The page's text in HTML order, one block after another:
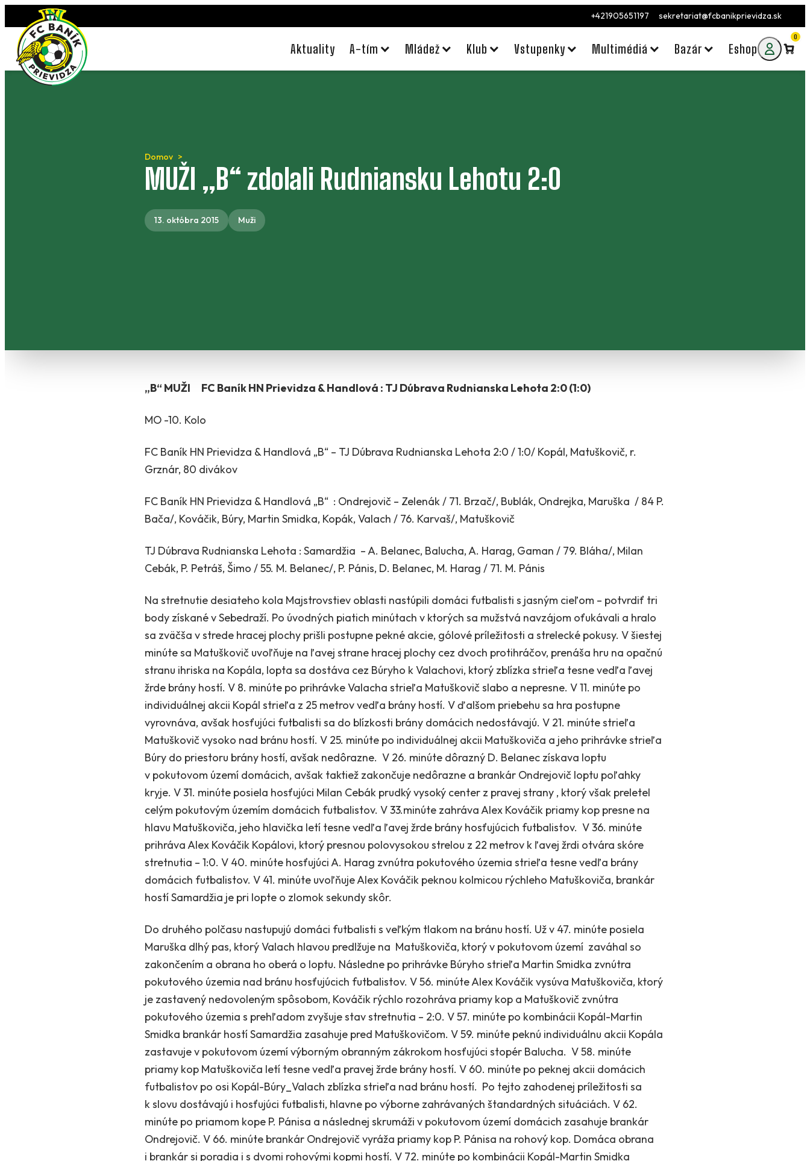
Preskočiť
na
obsah
+421905651197 sekretariat@fcbanikprievidza.sk
Aktuality A-tím Mládež Klub Vstupenky Multimédiá Bazár Eshop
0
Domov
MUŽI „B“ zdolali Rudniansku Lehotu 2:0
13. októbra 2015 Muži
„B“ MUŽI FC Baník HN Prievidza & Handlová : TJ Dúbrava Rudnianska Lehota 2:0(1:0)
MO -10. Kolo
FC Baník HN Prievidza & Handlová „B“ – TJ Dúbrava Rudnianska Lehota 2:0 / 1:0/ Kopál, Matuškovič, r.
Grznár, 80 divákov
FC Baník HN Prievidza & Handlová „B“ : Ondrejovič – Zelenák / 71. Brzač/, Bublák, Ondrejka, Maruška / 84 P.
Bača/, Kováčik, Búry, Martin Smidka, Kopák, Valach / 76. Karvaš/, Matuškovič
TJ Dúbrava Rudnianska Lehota : Samardžia – A. Belanec, Balucha, A. Harag, Gaman / 79. Bláha/, Milan
Cebák, P. Petráš, Šimo / 55. M. Belanec/, P. Pánis, D. Belanec, M. Harag / 71. M. Pánis
Na stretnutie desiateho kola Majstrovstiev oblasti nastúpili domáci futbalisti s jasným cieľom – potvrdiť tri
body získané v Sebedraží. Po úvodných piatich minútach v ktorých sa mužstvá navzájom oťukávali a hralo
sa zväčša v strede hracej plochy prišli postupne pekné akcie, gólové príležitosti a strelecké pokusy. V šiestej
minúte sa Matuškovič uvoľňuje na ľavej strane hracej plochy cez dvoch protihráčov, prenáša hru na opačnú
stranu ihriska na Kopála, lopta sa dostáva cez Búryho k Valachovi, ktorý zblízka strieľa tesne vedľa ľavej
žrde brány hostí. V 8. minúte po prihrávke Valacha strieľa Matuškovič slabo a nepresne. V 11. minúte po
individuálnej akcii Kopál strieľa z 25 metrov vedľa brány hostí. V ďalšom priebehu sa hra postupne
vyrovnáva, avšak hosťujúci futbalisti sa do blízkosti brány domácich nedostávajú. V 21. minúte strieľa
Matuškovič vysoko nad bránu hostí. V 25. minúte po individuálnej akcii Matuškoviča a jeho prihrávke strieľa
Búry do priestoru brány hostí, avšak nedôrazne. V 26. minúte dôrazný D. Belanec získava loptu
v pokutovom území domácich, avšak taktiež zakončuje nedôrazne a brankár Ondrejovič loptu poľahky
kryje. V 31. minúte posiela hosťujúci Milan Cebák prudký vysoký center z pravej strany , ktorý však preletel
celým pokutovým územím domácich futbalistov. V 33.minúte zahráva Alex Kováčik priamy kop presne na
hlavu Matuškoviča, jeho hlavička letí tesne vedľa ľavej žrde brány hosťujúcich futbalistov. V 36. minúte
prihráva Alex Kováčik Kopálovi, ktorý presnou polovysokou strelou z 22 metrov k ľavej žrdi otvára skóre
stretnutia – 1:0. V 40. minúte hosťujúci A. Harag zvnútra pokutového územia strieľa tesne vedľa brány
domácich futbalistov. V 41. minúte uvoľňuje Alex Kováčik peknou kolmicou rýchleho Matuškoviča, brankár
hostí Samardžia je pri lopte o zlomok sekundy skôr.
Do druhého polčasu nastupujú domáci futbalisti s veľkým tlakom na bránu hostí. Už v 47. minúte posiela
Maruška dlhý pas, ktorý Valach hlavou predlžuje na Matuškoviča, ktorý v pokutovom území zaváhal so
zakončením a obrana ho oberá o loptu. Následne po prihrávke Búryho strieľa Martin Smidka zvnútra
pokutového územia nad bránu hosťujúcich futbalistov. V 56. minúte Alex Kováčik vysúva Matuškoviča, ktorý
je zastavený nedovoleným spôsobom, Kováčik rýchlo rozohráva priamy kop a Matuškovič zvnútra
pokutového územia s prehľadom zvyšuje stav stretnutia – 2:0. V 57. minúte po kombinácii Kopál-Martin
Smidka brankár hostí Samardžia zasahuje pred Matuškovičom. V 59. minúte peknú individuálnu akcii Kopála
zastavuje v pokutovom území výborným obranným zákrokom hosťujúci stopér Balucha. V 58. minúte
priamy kop Matuškoviča letí tesne vedľa pravej žrde brány hostí. V 60. minúte po peknej akcii domácich
futbalistov po osi Kopál-Búry_Valach zblízka strieľa nad bránu hostí. Po tejto zahodenej príležitosti sa
k slovu dostávajú i hosťujúci futbalisti, hlavne po výborne zahrávaných štandardných situáciách. V 62.
minúte po priamom kope P. Pánisa a následnej skrumáži v pokutovom území domácich zasahuje brankár
Ondrejovič. V 66. minúte brankár Ondrejovič vyráža priamy kop P. Pánisa na rohový kop. Domáca obrana
i brankár si poradia i s dvomi rohovými kopmi hostí. V 72. minúte po kombinácii Kopál-Martin Smidka